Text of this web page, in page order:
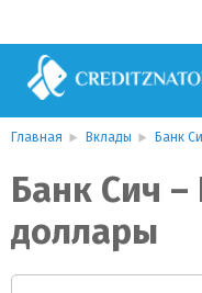
Главная Вклады Банк
Банк Сич
доллары